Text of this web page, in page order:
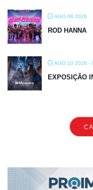
AGO 08 2026
ROD HANNA
AGO 10 2026 -
EXPOSIÇÃO